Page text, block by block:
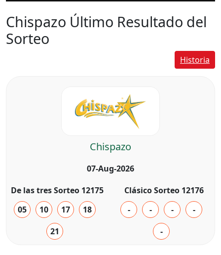
Chispazo Último Resultado del
Sorteo
Historia
Chispazo
07-Aug-2026
De las tres Sorteo 12175
05
10 17
18
21
Clásico Sorteo 12176
-
- -
-
-